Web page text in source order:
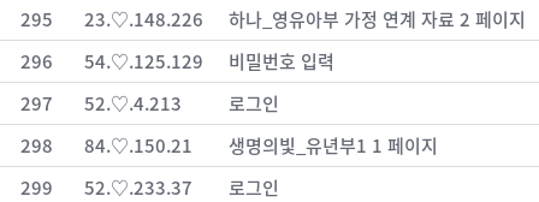
295
23.♡.148.226
하나_영유아부 가정 연계 자료 2 페이지
296
54.♡.125.129
비밀번호 입력
297
52.♡.4.213
로그인
298
84.♡.150.21
생명의빛_유년부1 1 페이지
299
52.♡.233.37
로그인